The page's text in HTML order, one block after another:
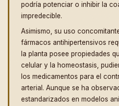
podría potenciar o inhibir la
impredecible.
Asimismo, su uso
fármacos antihipertensivos
la planta posee propiedades
celular y la homeostasis,
los medicamentos para el
arterial. Aunque se ha
estandarizados en modelos